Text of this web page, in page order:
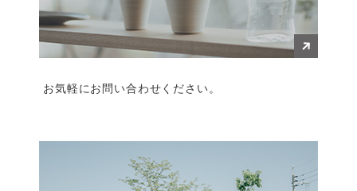
お気軽にお問い合わせください。